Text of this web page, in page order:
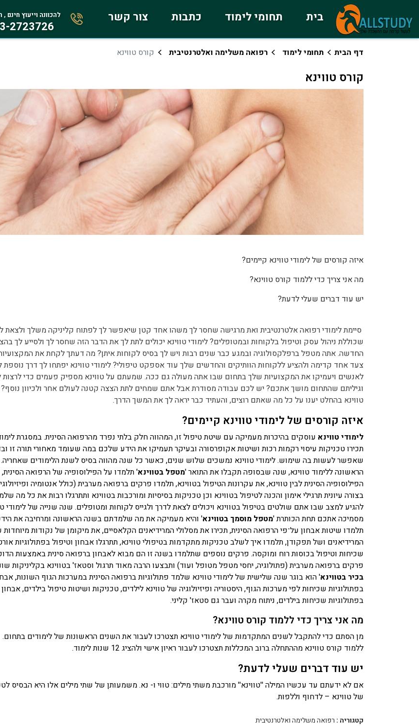
בית תחומי לימוד כתבות צור קשר להכוונה וייעוץ חינם
2723726
דף הבית תחומי לימוד רפואה משלימה ואלטרנטיבית קורס טווינא
קורס טווינא
איזה קורסים של לימודי טווינא קיימים?
מה אני צריך כדי ללמוד קורס טווינא?
יש עוד דברים שעלי לדעת?
סיימת לימודי רפואה אלטרנטיבית ואת מרגישה שחסר לך משהו אחד קטן שיאפשר לך לפתוח קליניקה משלך ולצאת
שכוללת ניהול עסק וטיפול בלקוחות ובמטופלים? לימודי טווינא יכולים לתת לך את הדבר הזה שחסר לך ולסייע לך
החדשה. אתה מטפל ברפלקסולוגיה ובמגע כבר שנים רבות ויש לך בסיס לקוחות איתן? מה דעתך לקחת את
צעד אחד קדימה ולהציע ללקוחות הוותיקים והחדשים שלך עוד אספקט טיפולי? לימודי טווינא יפתחו לך דרך נוספת
לאנשים ויעמיקו את המקצועיות שלך בתחום שבו אתה מעולה גם ככה. שמעתם על טווינא מספיק פעמים כדי לרצות
וגיליתם שהתחום מושך אתכם? יש לכם עבודה מסודרת אבל אתם שמחים לתת הצצה קטנה לעולם אחר ולכיוון נוסף?
טווינא בהחלט יענו על כל מה שאתם רוצים, והעתיד כבר יראה לך את המשך הדרך.
איזה קורסים של לימודי טווינא קיימים?
לימודי טווינא עוסקים בהיכרות מעמיקה עם שיטת טיפול זו, המהווה חלק בלתי נפרד מהרפואה הסינית. במסגרת
תכירו טכניקות עיסוי רקמות רכות ושיטות אקופרסורה ובעיקר תעמיקו את הידע שלכם במה שעומד מאחורי תורה זו
שאפשר לעשות בה שימוש. לימודי טווינא נמשכים שלוש שנים, כאשר כל שנה מהווה בסיס לשנת הלימודים
הראשונה ללימוד טווינא, שנה שבסופה תקבלו את התואר 'מטפל בטווינא' תלמדו על הפילוסופיה של הרפואה
הפילוסופיה הסינית לבין טווינא, את עקרונות הטיפול בטווינא, תלמדו פרקים ברפואה מערבית (כולל אנטומיה
בצורה עיונית תרגילי אימון והכנה לטיפול בטווינא וכן טכניקות בסיסיות ומורכבות בטווינא ותתרגלו רבות את כל מה
להגיע למצב שבו אתם שולטים בטיפול בטווינא ויכולים לצאת לדרך ולגייס לקוחות ומטופלים. שנה שנייה של לימודי
מסמיכה אתכם תחת הכותרת 'מטפל מוסמך בטווינא' והיא מעמיקה את מה שלמדתם בשנה הראשונה ומרחיבה את
תלמדו שיטות אבחון על־פי הרפואה הסינית, תכירו את מסלולי המרידיאנים הקלאסיים, את מיקומן של נקודות מיוחדות
המרידיאנים ושל תפקודן, תלמדו איך לשלב טכניקות מתקדמות בטיפולי טווינא, תתרגלו אבחון וטיפול בפתולוגיות
שכיחות וטיפול בכוסות רוח ומוקסה. פרקים נוספים שתלמדו בשנה זו הם מבוא לאבחון ברפואה סינית באמצעות
פרקים ברפואה מערבית (פתולוגיה, יחסי מטפל מטופל ועוד) ותבצעו הרבה מאוד תרגול וסטאז' בטווינא בקליניקות
בכיר בטווינא' הוא בוגר שנה שלישית של לימודי טווינא שלמד פתולוגיות ברפואה הסינית במערכות הגוף השונות,
בפתולוגיות שכיחות לפי מערכות הגוף, היסטוריה ופיזיולוגיה של טווינא לילדים, טכניקות ושיטות טיפול בילדים,
בפתולוגיות שכיחות בילדים, ניתוח מקרה ועבר גם סטאז' קליני.
מה אני צריך כדי ללמוד קורס טווינא?
מן הסתם כדי להתקבל לשנים המתקדמות של לימודי טווינא תצטרכו לעבור את השנים הראשונות של לימודים
ללמוד קורס טווינא מההתחלה ברוב המכללות תצטרכו לעבור ראיון אישי ולהציג 12 שנות לימוד.
יש עוד דברים שעלי לדעת?
אם לא ידעתם עד עכשיו המילה ''טווינא'' מורכבת משתי מילים: טווי ו- נא. משמעותן של שתי מילים אלו היא הבסיס
של טווינא – לדחוף וללפות.
קטגוריה : רפואה משלימה ואלטרנטיבית